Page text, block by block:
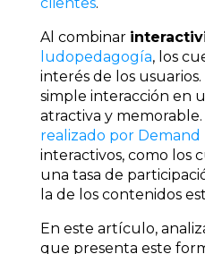
Al combinar
ludopedagogía, los
interés de los
simple interacción en
atractiva y
realizado por Demand
interactivos, como los
una tasa de
la de los contenidos
En este artículo,
que presenta este